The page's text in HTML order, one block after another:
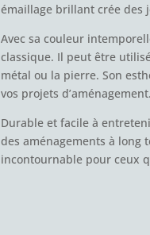
émaillage brillant crée des
Avec sa couleur
classique. Il peut être
métal ou la pierre. Son
vos projets d’aménagement.
Durable et facile à
des aménagements à long
incontournable pour ceux